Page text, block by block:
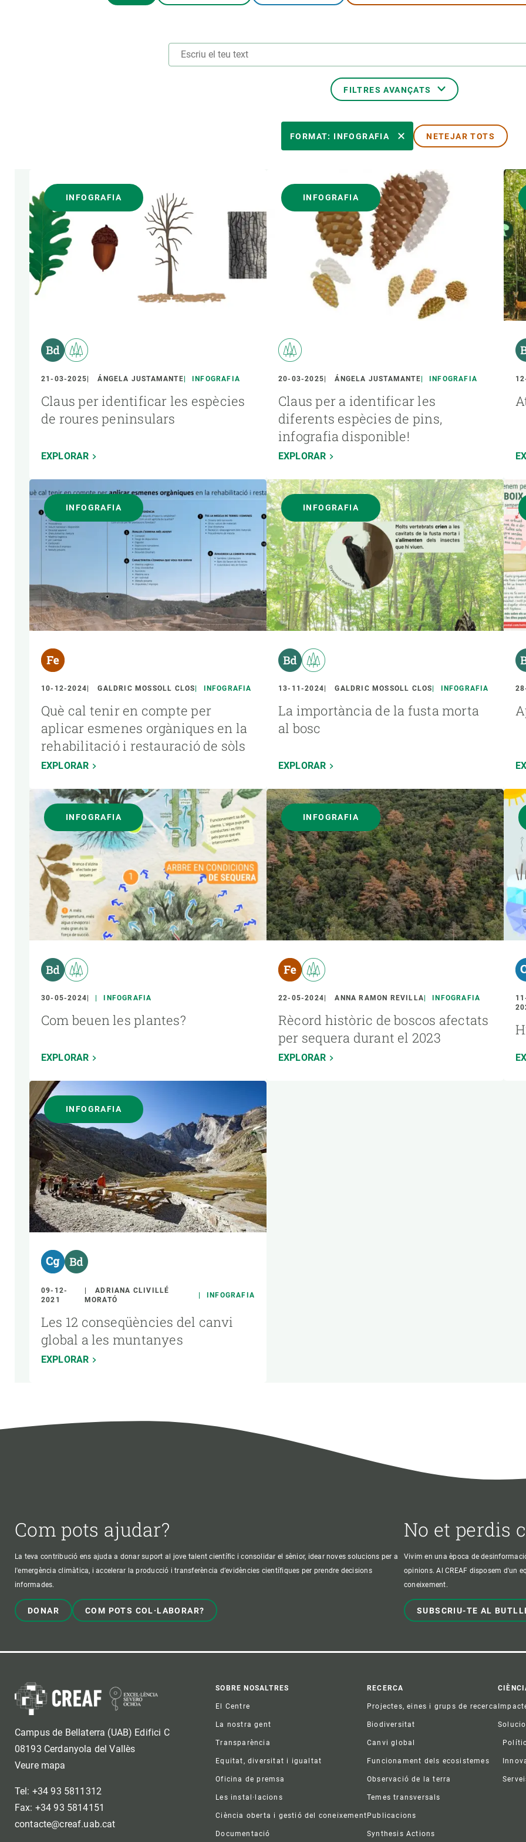
FILTRES AVANÇATS
TEMES TRANSVERSALS
AUTOR
FORMAT: INFOGRAFIA NETEJAR TOTS
INFOGRAFIA
21-03-2025 ÁNGELA JUSTAMANTE INFOGRAFIA
Claus per identificar les espècies
de roures peninsulars
EXPLORAR
INFOGRAFIA
20-03-2025 ÁNGELA JUSTAMANTE INFOGRAFIA
Claus per a identificar les
diferents espècies de pins,
infografia disponible!
EXPLORAR
INFOGRAFIA
10-12-2024 GALDRIC MOSSOLL CLOS INFOGRAFIA
Què cal tenir en compte per
aplicar esmenes orgàniques en la
rehabilitació i restauració de sòls
EXPLORAR
INFOGRAFIA
13-11-2024 GALDRIC MOSSOLL CLOS INFOGRAFIA
La importància de la fusta morta
al bosc
EXPLORAR
INFOGRAFIA
30-05-2024 INFOGRAFIA
Com beuen les plantes?
EXPLORAR
INFOGRAFIA
22-05-2024 ANNA RAMON REVILLA INFOGRAFIA
Rècord històric de boscos afectats
per sequera durant el 2023
EXPLORAR
INFOGRAFIA
09-12-
2021
ADRIANA CLIVILLÉ
MORATÓ
INFOGRAFIA
Les 12 conseqüències del canvi
global a les muntanyes
EXPLORAR
Com pots ajudar?
La teva contribució ens ajuda a donar suport al jove talent científic i consolidar el sènior, idear noves solucions per a
l'emergència climàtica, i accelerar la producció i transferència d’evidències científiques per prendre decisions
informades.
DONAR COM POTS COL·LABORAR?
No et perdis
Vivim en una època de
opinions. Al CREAF disposem d'un
coneixement.
SUBSCRIU-TE AL
Campus de Bellaterra (UAB) Edifici C
08193 Cerdanyola del Vallès
Veure mapa
Tel: +34 93 5811312
Fax: +34 93 5814151
contacte@creaf.uab.cat
Footer
SOBRE NOSALTRES
El Centre
La nostra gent
Transparència
Equitat, diversitat i igualtat
Oficina de premsa
Les instal·lacions
Ciència oberta i gestió del coneixement
Documentació
RECERCA
Projectes, eines i grups de recerca
Biodiversitat
Canvi global
Funcionament dels ecosistemes
Observació de la terra
Temes transversals
Publicacions
Synthesis Actions
Observació de la terra
Synthesis Actions
Serveis tècnics Programa de màsters i doctorat
Desenvolupament de carrera
Seminaris i activitats internes